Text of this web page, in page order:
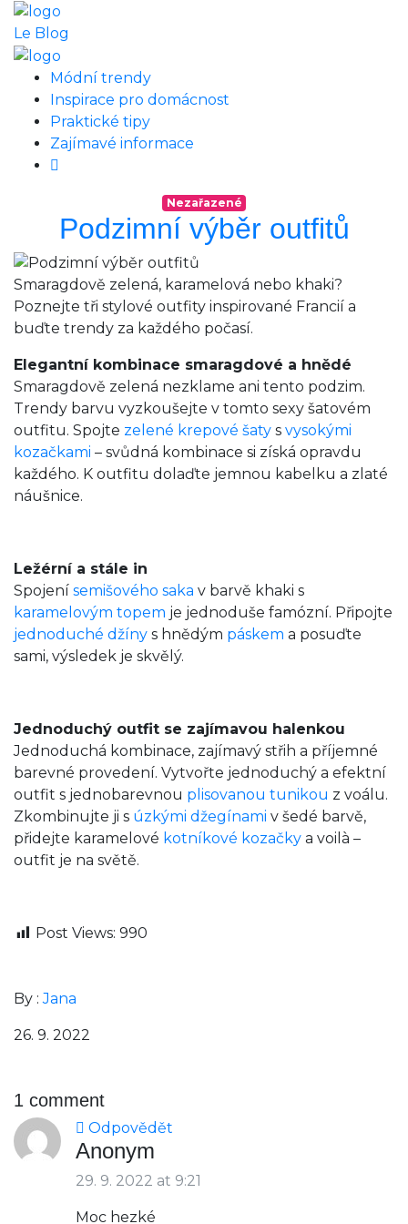
Le Blog
Módní trendy
Inspirace pro domácnost
Praktické tipy
Zajímavé informace
Nezařazené
Podzimní výběr outfitů
Smaragdově zelená, karamelová nebo khaki?
Poznejte tři stylové outfity inspirované Francií a
buďte trendy za každého počasí.
Elegantní kombinace smaragdové a hnědé
Smaragdově zelená nezklame ani tento podzim.
Trendy barvu vyzkoušejte v tomto sexy šatovém
outfitu. Spojte zelené krepové šaty s vysokými
kozačkami – svůdná kombinace si získá opravdu
každého. K outfitu dolaďte jemnou kabelku a zlaté
náušnice.
Ležérní a stále in
Spojení semišového saka v barvě khaki s
karamelovým topem je jednoduše famózní. Připojte
jednoduché džíny s hnědým páskem a posuďte
sami, výsledek je skvělý.
Jednoduchý outfit se zajímavou halenkou
Jednoduchá kombinace, zajímavý střih a příjemné
barevné provedení. Vytvořte jednoduchý a efektní
outfit s jednobarevnou plisovanou tunikou z voálu.
Zkombinujte ji s úzkými džegínami v šedé barvě,
přidejte karamelové kotníkové kozačky a voilà –
outfit je na světě.
Post Views: 990
By :Jana
26. 9. 2022
1 comment
Odpovědět
Anonym
29. 9. 2022 at 9:21
Moc hezké